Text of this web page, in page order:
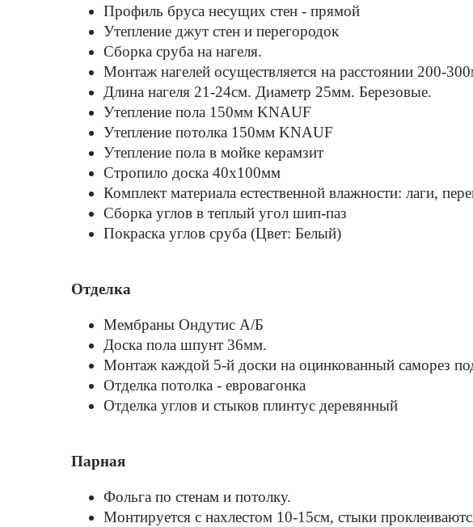
Профиль бруса несущих стен - прямой
Утепление джут стен и перегородок
Сборка сруба на нагеля.
Монтаж нагелей осуществляется на расстоянии 200-
Длина нагеля 21-24см. Диаметр 25мм. Березовые.
Утепление пола 150мм KNAUF
Утепление потолка 150мм KNAUF
Утепление пола в мойке керамзит
Стропило доска 40x100мм
Комплект материала естественной влажности: лаги,
Сборка углов в теплый угол шип-паз
Покраска углов сруба (Цвет: Белый)
Отделка
Мембраны Ондутис А/Б
Доска пола шпунт 36мм.
Монтаж каждой 5-й доски на оцинкованный саморез
Отделка потолка - евровагонка
Отделка углов и стыков плинтус деревянный
Парная
Фольга по стенам и потолку.
Монтируется с нахлестом 10-15см, стыки